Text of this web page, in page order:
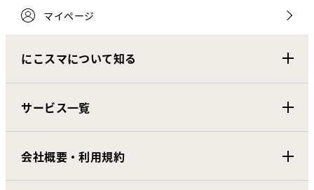
マイページ
にこスマについて知る
サービス一覧
会社概要・利用規約